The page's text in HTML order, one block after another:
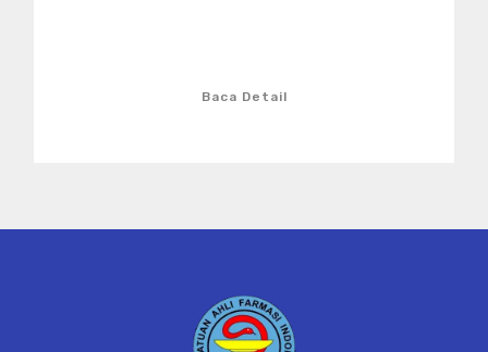
Baca Detail